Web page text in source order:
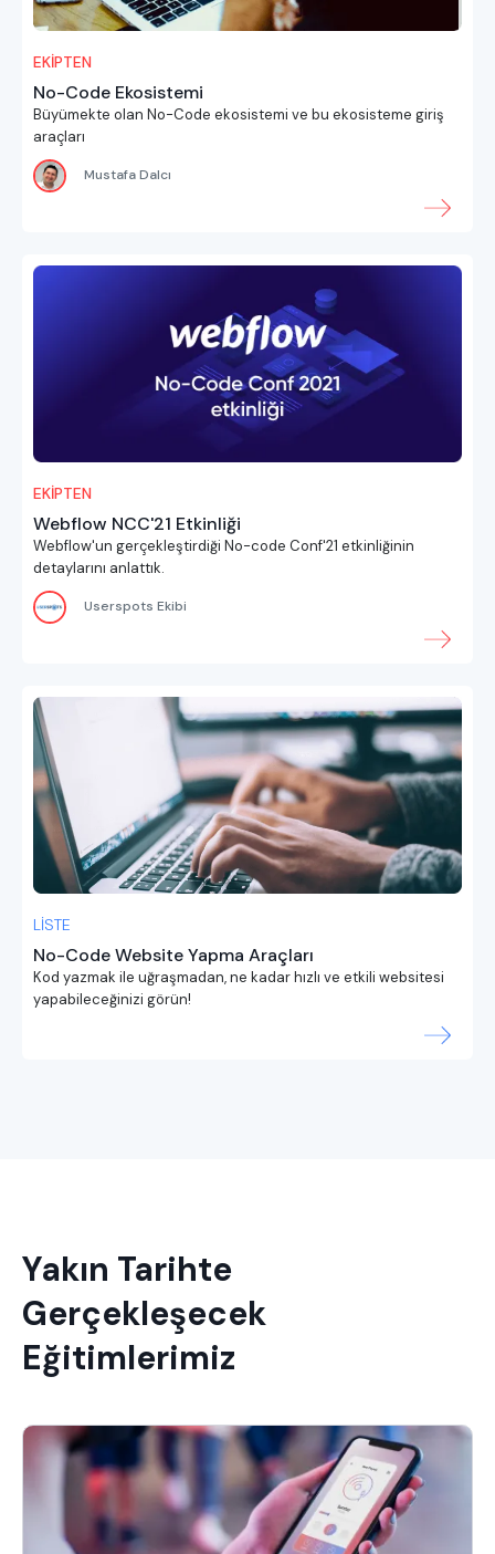
EKİPTEN
No-Code Ekosistemi
Büyümekte olan No-Code ekosistemi ve bu ekosisteme giriş
araçları
Mustafa Dalcı
EKİPTEN
Webflow NCC'21 Etkinliği
Webflow'un gerçekleştirdiği No-code Conf'21 etkinliğinin
detaylarını anlattık.
Userspots Ekibi
LİSTE
No-Code Website Yapma Araçları
Kod yazmak ile uğraşmadan, ne kadar hızlı ve etkili websitesi
yapabileceğinizi görün!
Yakın Tarihte
Gerçekleşecek
Eğitimlerimiz